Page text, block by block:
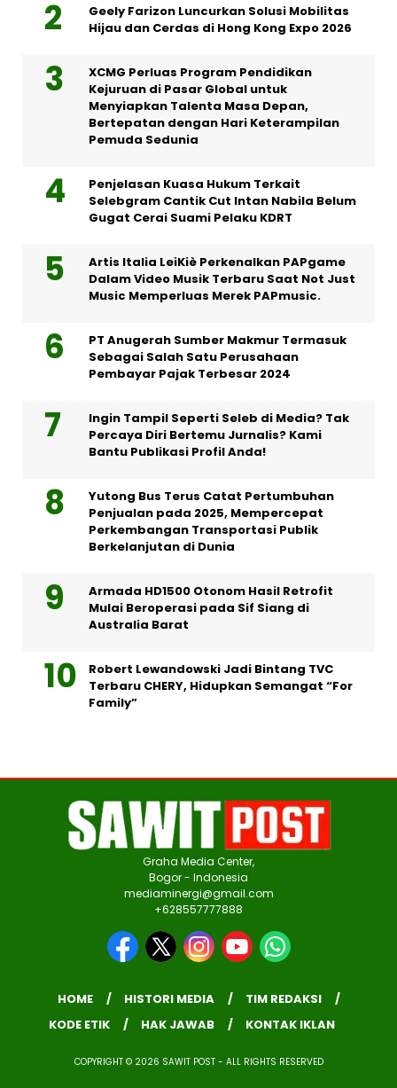
Geely Farizon Luncurkan Solusi Mobilitas
Hijau dan Cerdas di Hong Kong Expo 2026
XCMG Perluas Program Pendidikan
Kejuruan di Pasar Global untuk
Menyiapkan Talenta Masa Depan,
Bertepatan dengan Hari Keterampilan
Pemuda Sedunia
Penjelasan Kuasa Hukum Terkait
Selebgram Cantik Cut Intan Nabila Belum
Gugat Cerai Suami Pelaku KDRT
Artis Italia LeiKiè Perkenalkan PAPgame
Dalam Video Musik Terbaru Saat Not Just
Music Memperluas Merek PAPmusic.
PT Anugerah Sumber Makmur Termasuk
Sebagai Salah Satu Perusahaan
Pembayar Pajak Terbesar 2024
Ingin Tampil Seperti Seleb di Media? Tak
Percaya Diri Bertemu Jurnalis? Kami
Bantu Publikasi Profil Anda!
Yutong Bus Terus Catat Pertumbuhan
Penjualan pada 2025, Mempercepat
Perkembangan Transportasi Publik
Berkelanjutan di Dunia
Armada HD1500 Otonom Hasil Retrofit
Mulai Beroperasi pada Sif Siang di
Australia Barat
Robert Lewandowski Jadi Bintang TVC
Terbaru CHERY, Hidupkan Semangat “For
Family”
Graha Media Center,
Bogor - Indonesia
mediaminergi@gmail.com
+628557777888
HOME HISTORI MEDIA
TIM REDAKSI
KODE ETIK
HAK JAWAB KONTAK IKLAN
COPYRIGHT © 2026 SAWIT POST - ALL RIGHTS RESERVED